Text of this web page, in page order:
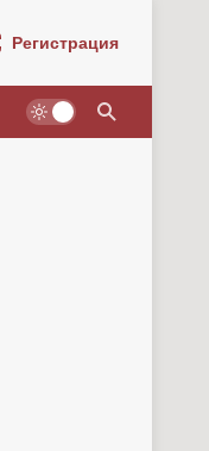
Регистрация